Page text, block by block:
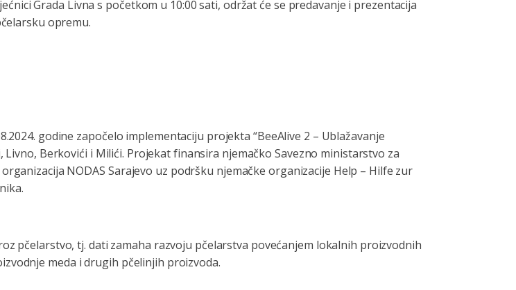
Grada Livna s početkom u 10:00 sati, održat će se predavanje i prezentacija
opremu.
godine započelo implementaciju projekta “BeeAlive 2 – Ublažavanje
Berkovići i Milići. Projekat finansira njemačko Savezno ministarstvo za
NODAS Sarajevo uz podršku njemačke organizacije Help – Hilfe zur
pčelarstvo, tj. dati zamaha razvoju pčelarstva povećanjem lokalnih proizvodnih
meda i drugih pčelinjih proizvoda.